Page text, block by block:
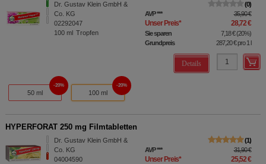
Dr. Gustav Klein GmbH &
Co. KG
02292047
100 ml Tropfen
0
AVP*** 35,90 €
Unser Preis* 28,72 €
Sie sparen 7,18 €(20%)
Grundpreis
287,20 €pro 1 l
Details
50 ml
20%
100 ml
20%
HYPERFORAT 250 mg Filmtabletten
Dr. Gustav Klein GmbH &
Co. KG
04004590
1
AVP*** 31,90 €
Unser Preis* 25,52 €